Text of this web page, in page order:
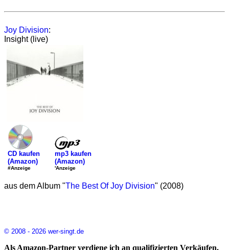
Joy Division:
Insight (live)
CD kaufen
(Amazon)
#Anzeige
mp3 kaufen
(Amazon)
'Anzeige
aus dem Album "The Best Of Joy Division" (2008)
© 2008 - 2026 wer-singt.de
Als Amazon-Partner verdiene ich an qualifizierten Verkäufen.